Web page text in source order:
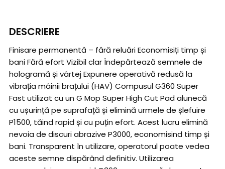
DESCRIERE
Finisare permanentă – fără reluări Economisiți timp și
bani Fără efort Vizibil clar Îndepărtează semnele de
hologramă și vârtej Expunere operativă redusă la
vibrația mâinii brațului (HAV) Compusul G360 Super
Fast utilizat cu un G Mop Super High Cut Pad alunecă
cu ușurință pe suprafață și elimină urmele de șlefuire
P1500, tăind rapid și cu puțin efort. Acest lucru elimină
nevoia de discuri abrazive P3000, economisind timp și
bani. Transparent în utilizare, operatorul poate vedea
aceste semne dispărând definitiv. Utilizarea